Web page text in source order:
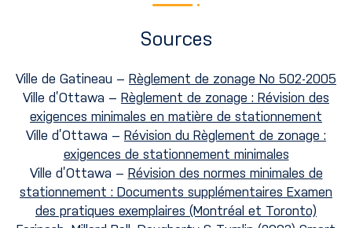
Sources
Ville de Gatineau – Règlement de zonage No 502-2005
Ville d’Ottawa – Règlement de zonage : Révision des
exigences minimales en matière de stationnement
Ville d’Ottawa – Révision du Règlement de zonage :
exigences de stationnement minimales
Ville d’Ottawa – Révision des normes minimales de
stationnement : Documents supplémentaires Examen
des pratiques exemplaires (Montréal et Toronto)